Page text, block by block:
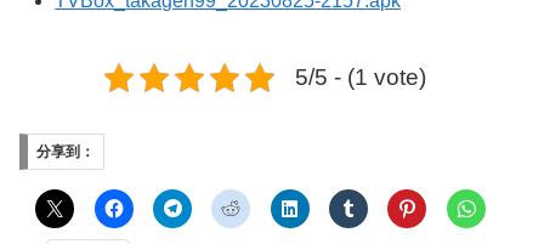
5/5 - (1 vote)
分享到：